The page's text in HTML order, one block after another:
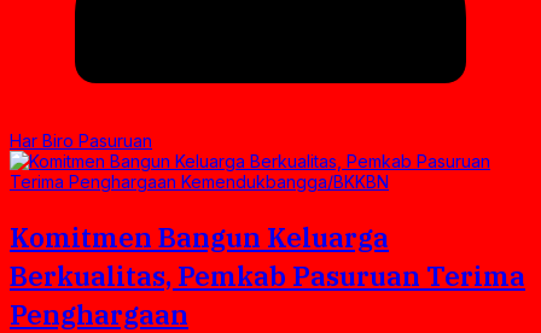
Har Biro Pasuruan
Komitmen Bangun Keluarga
Berkualitas, Pemkab Pasuruan Terima
Penghargaan